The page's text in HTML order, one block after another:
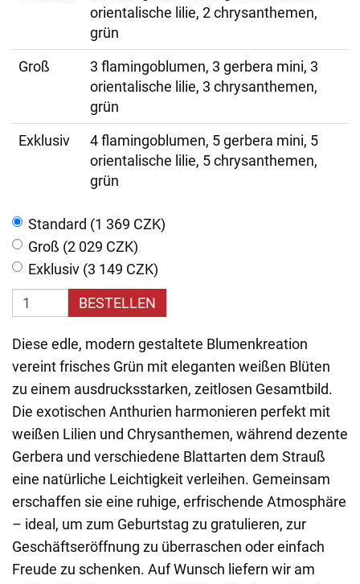
orientalische lilie, 2 chrysanthemen,
grün
Groß
3 flamingoblumen, 3 gerbera mini, 3
orientalische lilie, 3 chrysanthemen,
grün
Exklusiv
4 flamingoblumen, 5 gerbera mini, 5
orientalische lilie, 5 chrysanthemen,
grün
Standard (1 369 CZK)
Groß (2 029 CZK)
Exklusiv (3 149 CZK)
BESTELLEN
Diese edle, modern gestaltete Blumenkreation
vereint frisches Grün mit eleganten weißen Blüten
zu einem ausdrucksstarken, zeitlosen Gesamtbild.
Die exotischen Anthurien harmonieren perfekt mit
weißen Lilien und Chrysanthemen, während dezente
Gerbera und verschiedene Blattarten dem Strauß
eine natürliche Leichtigkeit verleihen. Gemeinsam
erschaffen sie eine ruhige, erfrischende Atmosphäre
– ideal, um zum Geburtstag zu gratulieren, zur
Geschäftseröffnung zu überraschen oder einfach
Freude zu schenken. Auf Wunsch liefern wir am